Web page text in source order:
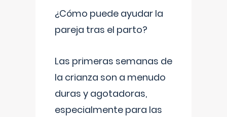
¿Cómo puede ayudar la
pareja tras el parto?
Las primeras semanas de
la crianza son a menudo
duras y agotadoras,
especialmente para las